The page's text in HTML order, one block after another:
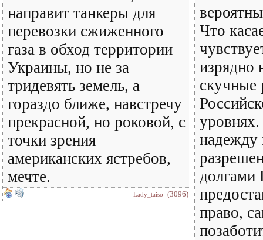
направит танкеры для
перевозки сжиженного
газа в обход территории
Украины, но не за
тридевять земель, а
гораздо ближе, навстречу
прекрасной, но роковой, с
точки зрения
американских ястребов,
мечте.
Lady_taiso (3096)
Что
изрядно
скучные
надежду
долгами
право,